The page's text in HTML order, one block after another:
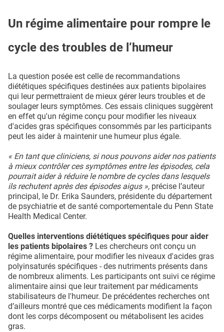
Un régime alimentaire pour rompre le
cycle des troubles de l’humeur
La question posée est celle de recommandations
diététiques spécifiques destinées aux patients bipolaires
qui leur permettraient de mieux gérer leurs troubles et de
soulager leurs symptômes. Ces essais cliniques suggèrent
en effet qu'un régime conçu pour modifier les niveaux
d'acides gras spécifiques consommés par les participants
peut les aider à maintenir une humeur plus égale.
« En tant que cliniciens, si nous pouvons aider nos patients
à mieux contrôler ces symptômes entre les épisodes, cela
pourrait aider à réduire le nombre de cycles dans lesquels
ils rechutent après des épisodes aigus », précise l’auteur
principal, le Dr. Erika Saunders, présidente du département
de psychiatrie et de santé comportementale du Penn State
Health Medical Center.
Quelles interventions diététiques spécifiques pour aider
les patients bipolaires ? Les chercheurs ont conçu un
régime alimentaire, pour modifier les niveaux d'acides gras
polyinsaturés spécifiques - des nutriments présents dans
de nombreux aliments. Les participants ont suivi ce régime
alimentaire ainsi que leur traitement par médicaments
stabilisateurs de l'humeur. De précédentes recherches ont
d’ailleurs montré que ces médicaments modifient la façon
dont les corps décomposent ou métabolisent les acides
gras.